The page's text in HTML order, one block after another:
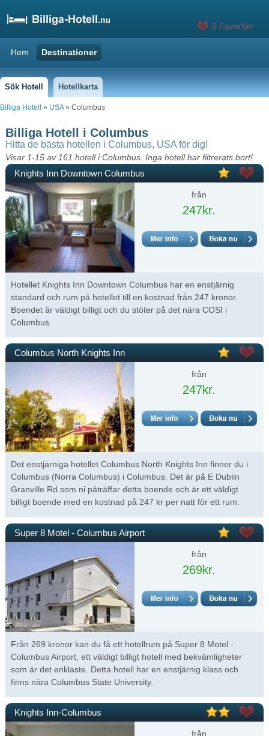
0 Favoriter
Hem Destinationer
Sök Hotell Hotellkarta
Billiga Hotell » USA» Columbus
Billiga Hotell i Columbus
Hitta de bästa hotellen i Columbus, USA för dig!
Visar 1-15 av 161 hotell i Columbus. Inga hotell har filtrerats bort!
Knights Inn Downtown Columbus
från
247kr.
Hotellet Knights Inn Downtown Columbus har en enstjärnig
standard och rum på hotellet till en kostnad från 247 kronor.
Boendet är väldigt billigt och du stöter på det nära COSI i
Columbus.
Columbus North Knights Inn
från
247kr.
Det enstjärniga hotellet Columbus North Knights Inn finner du i
Columbus (Norra Columbus) i Columbus. Det är på E Dublin
Granville Rd som ni påträffar detta boende och är ett väldigt
billigt boende med en kostnad på 247 kr per natt för ett rum.
Super 8 Motel - Columbus Airport
från
269kr.
Från 269 kronor kan du få ett hotellrum på Super 8 Motel -
Columbus Airport, ett väldigt billigt hotell med bekvämligheter
som är det enklaste. Detta hotell har en enstjärnig klass och
finns nära Columbus State University.
Knights Inn-Columbus
från